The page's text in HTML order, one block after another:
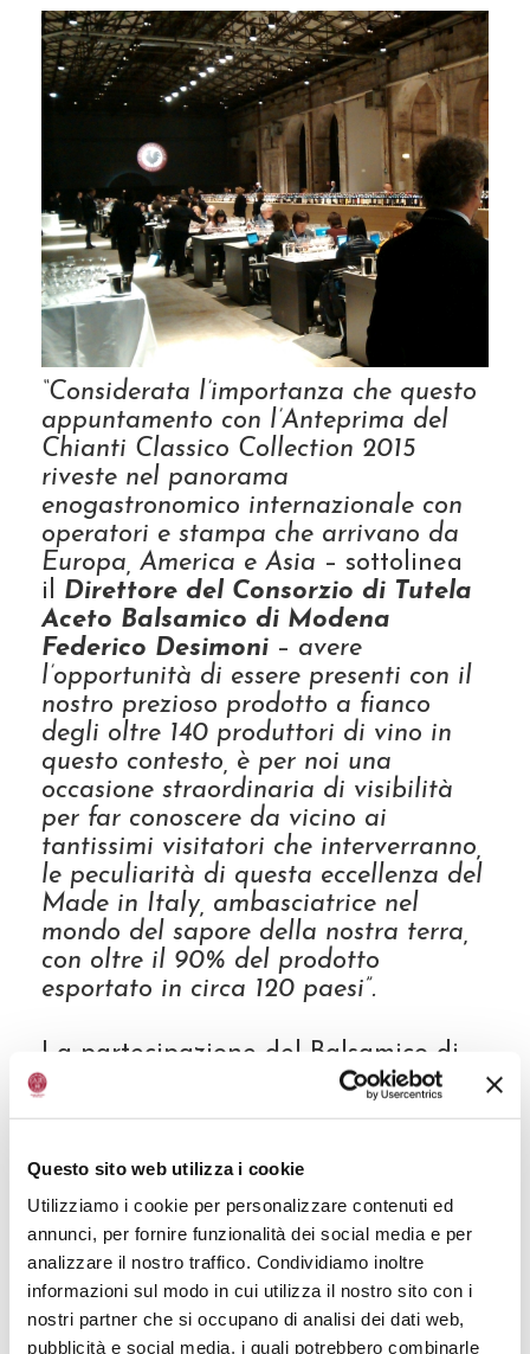
Questo sito web utilizza i cookie
Utilizziamo i cookie per personalizzare contenuti ed
annunci, per fornire funzionalità dei social media e per
analizzare il nostro traffico. Condividiamo inoltre
informazioni sul modo in cui utilizza il nostro sito con i
nostri partner che si occupano di analisi dei dati web,
pubblicità e social media, i quali potrebbero combinarle
“Considerata l’importanza che questo
appuntamento con l’Anteprima del
Chianti Classico Collection 2015
riveste nel panorama
enogastronomico internazionale con
operatori e stampa che arrivano da
Europa, America e Asia – sottolinea
il Direttore del Consorzio di Tutela
Aceto Balsamico di Modena
Federico Desimoni – avere
l’opportunità di essere presenti con il
nostro prezioso prodotto a fianco
degli oltre 140 produttori di vino in
questo contesto, è per noi una
occasione straordinaria di visibilità
per far conoscere da vicino ai
tantissimi visitatori che interverranno,
le peculiarità di questa eccellenza del
Made in Italy, ambasciatrice nel
mondo del sapore della nostra terra,
con oltre il 90% del prodotto
esportato in circa 120 paesi”.
La partecipazione del Balsamico di
Modena IGP con un desk di
affinato e invecchiato – nell’area
dedicata alle eccellenze DOP e IGP –
arriva sulla scia di una già
consolidata partnership tra i due
Consorzi di Tutela Aceto Balsamico di
Modena e Consorzio Chianti Classico
per valorizzare le eccellenze del